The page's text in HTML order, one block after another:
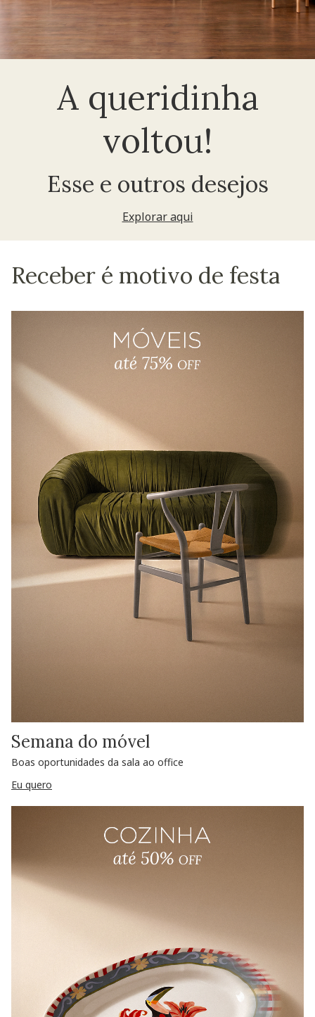
A queridinha
voltou!
Esse e outros desejos
Explorar aqui
Receber é motivo de festa
Semana do móvel
Boas oportunidades da sala ao office
Eu quero